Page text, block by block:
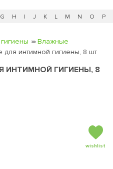
G H I J K L M N O P
Влажные
интимной гигиены, 8 шт
ГИГИЕНЫ, 8
wishlist